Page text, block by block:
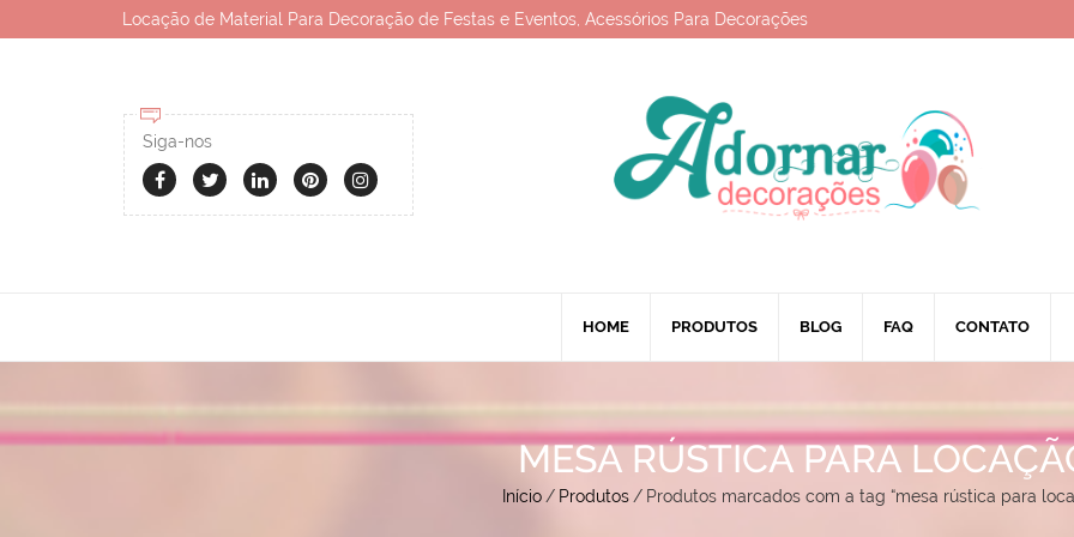
Locação de Material Para Decoração de Festas e Eventos, Acessórios Para Decorações
Siga-nos
HOME PRODUTOS BLOG FAQ CONTATO
MESA RÚSTICA PARA
Início / Produtos / Produtos marcados com a tag “mesa rústica para